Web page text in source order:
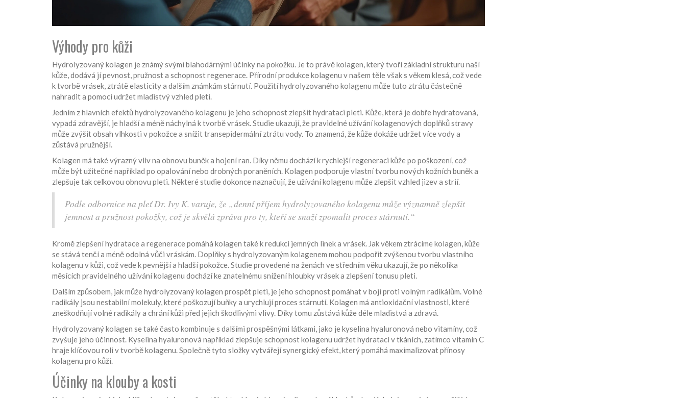
Výhody pro kůži
Hydrolyzovaný kolagen je známý svými blahodárnými účinky na pokožku. Je to právě kolagen, který tvoří základní strukturu naší
kůže, dodává jí pevnost, pružnost a schopnost regenerace. Přírodní produkce kolagenu v našem těle však s věkem klesá, což vede
k tvorbě vrásek, ztrátě elasticity a dalším známkám stárnutí. Použití hydrolyzovaného kolagenu může tuto ztrátu částečně
nahradit a pomoci udržet mladistvý vzhled pleti.
Jedním z hlavních efektů hydrolyzovaného kolagenu je jeho schopnost zlepšit hydrataci pleti. Kůže, která je dobře hydratovaná,
vypadá zdravější, je hladší a méně náchylná k tvorbě vrásek. Studie ukazují, že pravidelné užívání kolagenových doplňků stravy
může zvýšit obsah vlhkosti v pokožce a snížit transepidermální ztrátu vody. To znamená, že kůže dokáže udržet více vody a
zůstává pružnější.
Kolagen má také výrazný vliv na obnovu buněk a hojení ran. Díky němu dochází k rychlejší regeneraci kůže po poškození, což
může být užitečné například po opalování nebo drobných poraněních. Kolagen podporuje vlastní tvorbu nových kožních buněk a
zlepšuje tak celkovou obnovu pleti. Některé studie dokonce naznačují, že užívání kolagenu může zlepšit vzhled jizev a strií.
Podle odbornice na pleť Dr. Ivy K. varuje, že „denní příjem hydrolyzovaného kolagenu může významně zlepšit
jemnost a pružnost pokožky, což je skvělá zpráva pro ty, kteří se snaží zpomalit proces stárnutí.“
Kromě zlepšení hydratace a regenerace pomáhá kolagen také k redukci jemných linek a vrásek. Jak věkem ztrácíme kolagen, kůže
se stává tenčí a méně odolná vůči vráskám. Doplňky s hydrolyzovaným kolagenem mohou podpořit zvýšenou tvorbu vlastního
kolagenu v kůži, což vede k pevnější a hladší pokožce. Studie provedené na ženách ve středním věku ukazují, že po několika
měsících pravidelného užívání kolagenu dochází ke znatelnému snížení hloubky vrásek a zlepšení tonusu pleti.
Dalším způsobem, jak může hydrolyzovaný kolagen prospět pleti, je jeho schopnost pomáhat v boji proti volným radikálům. Volné
radikály jsou nestabilní molekuly, které poškozují buňky a urychlují proces stárnutí. Kolagen má antioxidační vlastnosti, které
zneškodňují volné radikály a chrání kůži před jejich škodlivými vlivy. Díky tomu zůstává kůže déle mladistvá a zdravá.
Hydrolyzovaný kolagen se také často kombinuje s dalšími prospěšnými látkami, jako je kyselina hyaluronová nebo vitamíny, což
zvyšuje jeho účinnost. Kyselina hyaluronová například zlepšuje schopnost kolagenu udržet hydrataci v tkáních, zatímco vitamín C
hraje klíčovou roli v tvorbě kolagenu. Společně tyto složky vytvářejí synergický efekt, který pomáhá maximalizovat přínosy
kolagenu pro kůži.
Účinky na klouby a kosti